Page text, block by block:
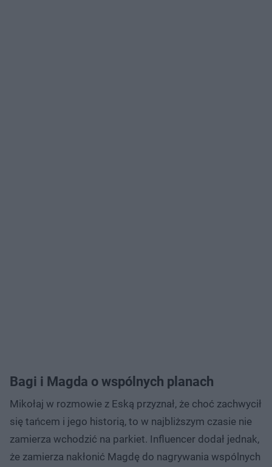
Bagi i Magda o wspólnych planach
Mikołaj w rozmowie z Eską przyznał, że choć zachwycił
się tańcem i jego historią, to w najbliższym czasie nie
zamierza wchodzić na parkiet. Influencer dodał jednak,
że zamierza nakłonić Magdę do nagrywania wspólnych